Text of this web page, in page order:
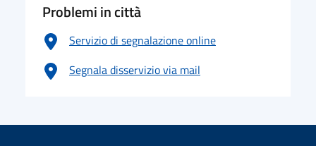
Problemi in città
Servizio di segnalazione online
Segnala disservizio via mail